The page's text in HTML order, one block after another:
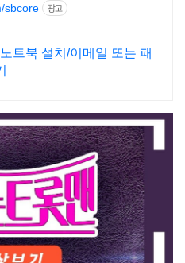
sbcore 광고
트북 설치/이메일 또는 패